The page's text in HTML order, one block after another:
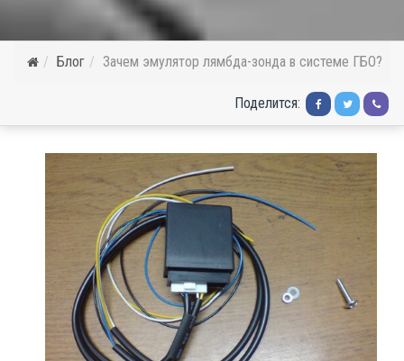
Блог Зачем эмулятор лямбда-зонда в системе ГБО?
Поделится: